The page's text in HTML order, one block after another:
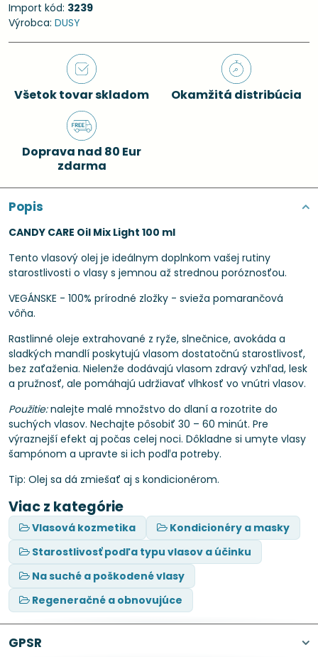
Import kód: 3239
Výrobca: DUSY
Všetok tovar skladom Okamžitá distribúcia
Doprava nad 80 Eur
zdarma
Popis
CANDY CARE Oil Mix Light 100 ml
Tento vlasový olej je ideálnym doplnkom vašej rutiny
starostlivosti o vlasy s jemnou až strednou poróznosťou.
VEGÁNSKE - 100% prírodné zložky - svieža pomarančová
vôňa.
Rastlinné oleje extrahované z ryže, slnečnice, avokáda a
sladkých mandlí poskytujú vlasom dostatočnú starostlivosť,
bez zaťaženia. Nielenže dodávajú vlasom zdravý vzhľad, lesk
a pružnosť, ale pomáhajú udržiavať vlhkosť vo vnútri vlasov.
Použitie:nalejte malé množstvo do dlaní a rozotrite do
suchých vlasov. Nechajte pôsobiť 30 – 60 minút. Pre
výraznejší efekt aj počas celej noci. Dôkladne si umyte vlasy
šampónom a upravte si ich podľa potreby.
Tip: Olej sa dá zmiešať aj s kondicionérom.
Viac z kategórie
Vlasová kozmetika
Kondicionéry a masky
Starostlivosť podľa typu vlasov a účinku
Na suché a poškodené vlasy
Regeneračné a obnovujúce
GPSR